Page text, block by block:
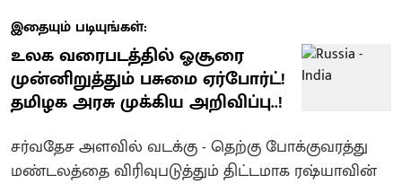
இதையும் படியுங்கள்:
உலக வரைபடத்தில் ஓசூரை
முன்னிறுத்தும் பசுமை ஏர்போர்ட்!
தமிழக அரசு முக்கிய அறிவிப்பு..!
சர்வதேச அளவில் வடக்கு - தெற்கு போக்குவரத்து
மண்டலத்தை விரிவுபடுத்தும் திட்டமாக ரஷ்யாவின்